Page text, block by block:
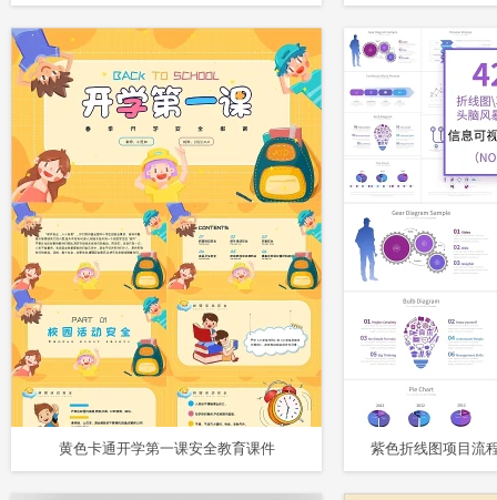
黄色卡通开学第一课安全教育课件